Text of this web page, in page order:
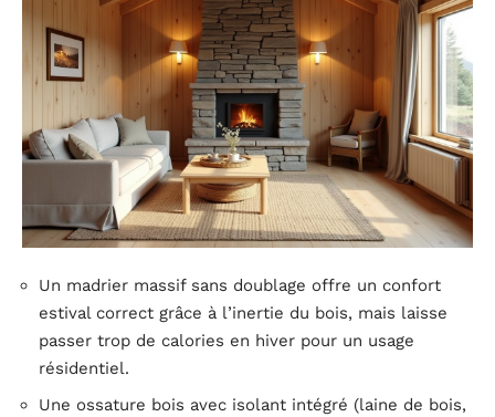
Un madrier massif sans doublage offre un confort
estival correct grâce à l’inertie du bois, mais laisse
passer trop de calories en hiver pour un usage
résidentiel.
Une ossature bois avec isolant intégré (laine de bois,